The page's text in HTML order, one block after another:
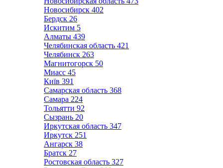
Новосибирск 402
Бердск 26
Искитим 5
Алматы 439
Челябинская область 421
Челябинск 263
Магнитогорск 50
Миасс 45
Київ 391
Самарская область 368
Самара 224
Тольятти 92
Сызрань 20
Иркутская область 347
Иркутск 251
Ангарск 38
Братск 27
Ростовская область 327